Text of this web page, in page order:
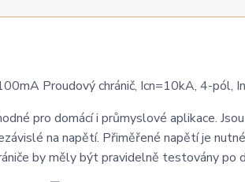
Proudový chránič, Icn=10kA, 4-pól,
pro domácí i průmyslové aplikace.
na napětí. Přiměřené napětí je
by měly být pravidelně testovány po